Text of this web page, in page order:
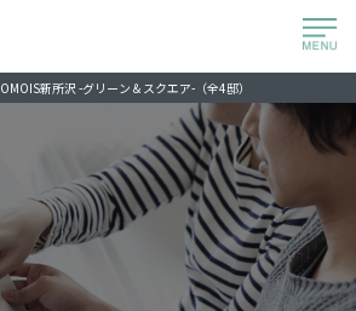
OMOIS新所沢 -グリーン＆スクエア-（全4邸）